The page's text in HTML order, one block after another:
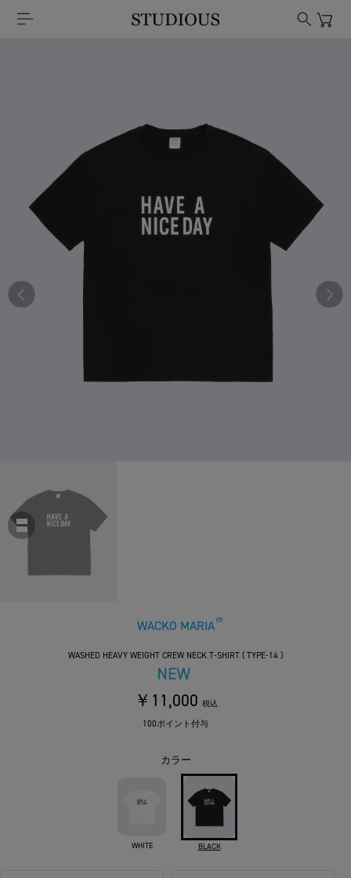
WACKO MARIA
WASHED HEAVY WEIGHT CREW NECK T-SHIRT ( TYPE-14 )
￥11,000 税込
100ポイント付与
カラー
WHITE BLACK